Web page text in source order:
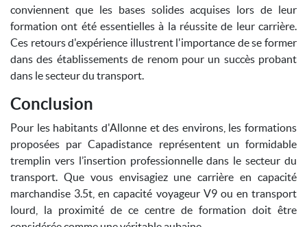
conviennent que les bases solides acquises lors de leur
formation ont été essentielles à la réussite de leur carrière.
Ces retours d'expérience illustrent l'importance de se former
dans des établissements de renom pour un succès probant
dans le secteur du transport.
Conclusion
Pour les habitants d'Allonne et des environs, les formations
proposées par Capadistance représentent un formidable
tremplin vers l’insertion professionnelle dans le secteur du
transport. Que vous envisagiez une carrière en capacité
marchandise 3.5t, en capacité voyageur V9 ou en transport
lourd, la proximité de ce centre de formation doit être